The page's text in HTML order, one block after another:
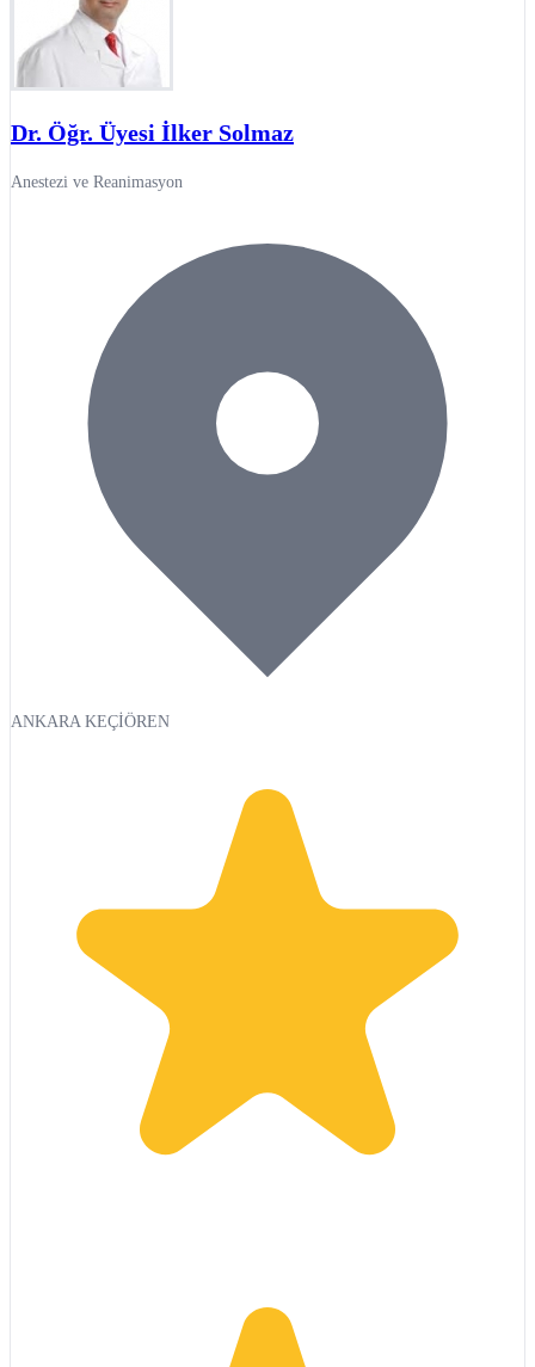
Dr. Öğr. Üyesi İlker Solmaz
Anestezi ve Reanimasyon
ANKARA KEÇİÖREN